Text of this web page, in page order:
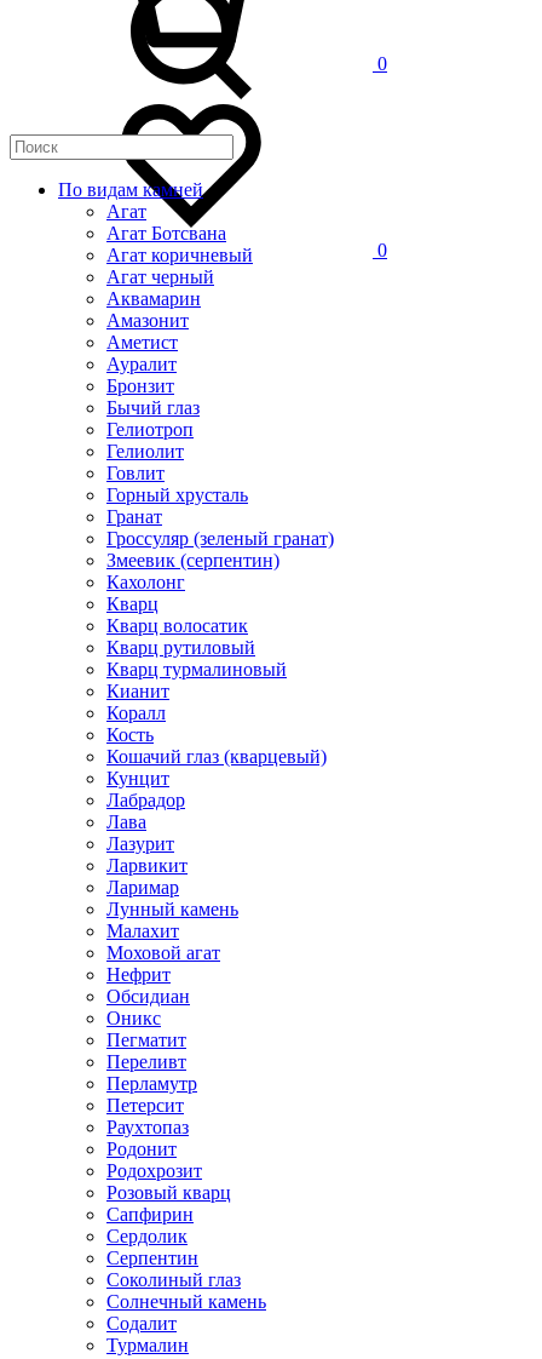
0
0
По видам камней
Агат
Агат Ботсвана
Агат коричневый
Агат черный
Аквамарин
Амазонит
Аметист
Ауралит
Бронзит
Бычий глаз
Гелиотроп
Гелиолит
Говлит
Горный хрусталь
Гранат
Гроссуляр (зеленый гранат)
Змеевик (серпентин)
Кахолонг
Кварц
Кварц волосатик
Кварц рутиловый
Кварц турмалиновый
Кианит
Коралл
Кость
Кошачий глаз (кварцевый)
Кунцит
Лабрадор
Лава
Лазурит
Ларвикит
Ларимар
Лунный камень
Малахит
Моховой агат
Нефрит
Обсидиан
Оникс
Пегматит
Переливт
Перламутр
Петерсит
Раухтопаз
Родонит
Родохрозит
Розовый кварц
Сапфирин
Сердолик
Серпентин
Соколиный глаз
Солнечный камень
Содалит
Турмалин